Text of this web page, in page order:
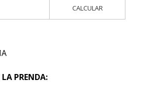
CALCULAR
LA PRENDA: